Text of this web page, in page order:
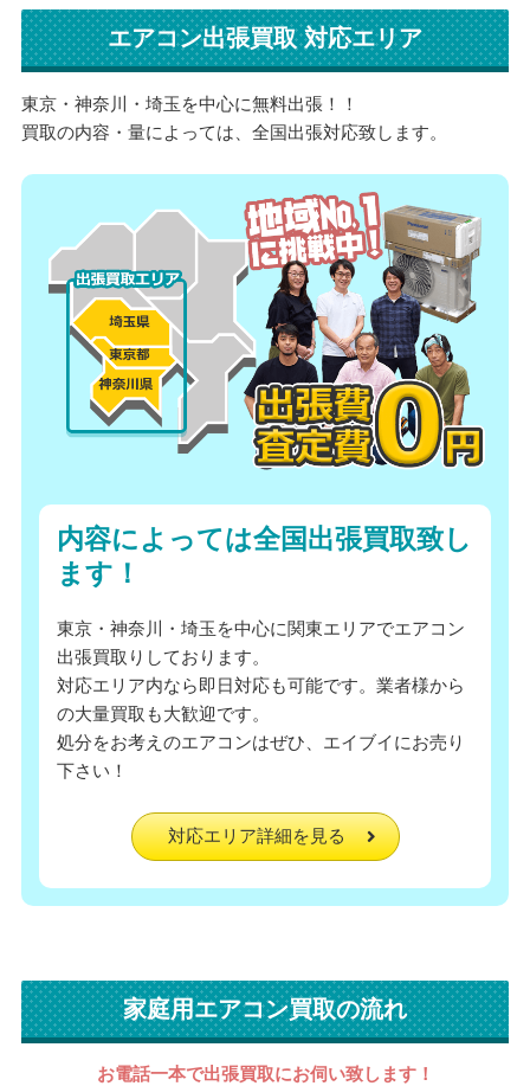
エアコン出張買取 対応エリア
東京・神奈川・埼玉を中心に無料出張！！
買取の内容・量によっては、全国出張対応致します。
内容によっては全国出張買取致し
ます！
東京・神奈川・埼玉を中心に関東エリアでエアコン
出張買取りしております。
対応エリア内なら即日対応も可能です。業者様から
の大量買取も大歓迎です。
処分をお考えのエアコンはぜひ、エイブイにお売り
下さい！
対応エリア詳細を見る
家庭用エアコン買取の流れ
お電話一本で出張買取にお伺い致します！